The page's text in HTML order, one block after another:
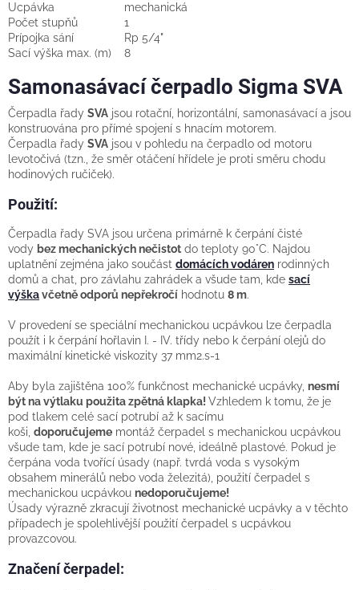
Ucpávka
mechanická
Počet stupňů
1
Prípojka sání
Rp 5/4"
Sací výška max. (m)
8
Samonasávací čerpadlo Sigma SVA
Čerpadla řady SVA jsou rotační, horizontální, samonasávací a jsou
konstruována pro přímé spojení s hnacím motorem.
Čerpadla řady SVA jsou v pohledu na čerpadlo od motoru
levotočivá (tzn., že směr otáčení hřídele je proti směru chodu
hodinových ručiček).
Použití:
Čerpadla řady SVA jsou určena primárně k čerpání čisté
vody bez mechanických nečistot do teploty 90°C. Najdou
uplatnění zejména jako součást domácích vodáren rodinných
domů a chat, pro závlahu zahrádek a všude tam, kde sací
výškavčetně odporů nepřekročí hodnotu 8 m.
V provedení se speciální mechanickou ucpávkou lze čerpadla
použít i k čerpání hořlavin I. - IV. třídy nebo k čerpání olejů do
maximální kinetické viskozity 37 mm2.s-1
Aby byla zajištěna 100% funkčnost mechanické ucpávky, nesmí
být na výtlaku použita zpětná klapka! Vzhledem k tomu, že je
pod tlakem celé sací potrubí až k sacímu
koši, doporučujeme montáž čerpadel s mechanickou ucpávkou
všude tam, kde je sací potrubí nové, ideálně plastové. Pokud je
čerpána voda tvořící úsady (např. tvrdá voda s vysokým
obsahem minerálů nebo voda železitá), použití čerpadel s
mechanickou ucpávkou nedoporučujeme!
Úsady výrazně zkracují životnost mechanické ucpávky a v těchto
případech je spolehlivější použití čerpadel s ucpávkou
provazcovou.
Značení čerpadel: